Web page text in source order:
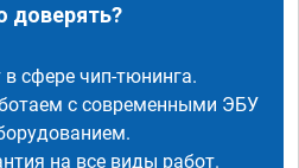
доверять?
сфере чип-тюнинга.
с современными ЭБУ
на все виды работ.